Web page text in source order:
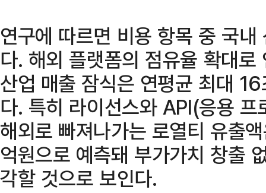
연구에 따르면 비용 항목 중 국
다. 해외 플랫폼의 점유율 확대로
산업 매출 잠식은 연평균 최대
다. 특히 라이선스와 API(응용
해외로 빠져나가는 로열티 유출
억원으로 예측돼 부가가치 창출
각할 것으로 보인다.